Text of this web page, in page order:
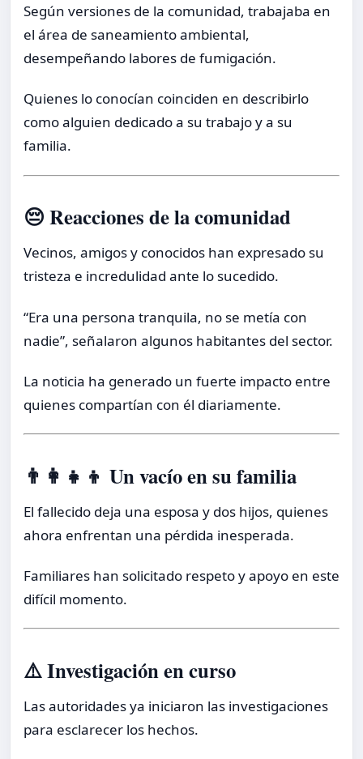
Según versiones de la comunidad, trabajaba en
el área de saneamiento ambiental,
desempeñando labores de fumigación.
Quienes lo conocían coinciden en describirlo
como alguien dedicado a su trabajo y a su
familia.
😔 Reacciones de la comunidad
Vecinos, amigos y conocidos han expresado su
tristeza e incredulidad ante lo sucedido.
“Era una persona tranquila, no se metía con
nadie”, señalaron algunos habitantes del sector.
La noticia ha generado un fuerte impacto entre
quienes compartían con él diariamente.
👨‍👩‍👧‍👦 Un vacío en su familia
El fallecido deja una esposa y dos hijos, quienes
ahora enfrentan una pérdida inesperada.
Familiares han solicitado respeto y apoyo en este
difícil momento.
⚠️ Investigación en curso
Las autoridades ya iniciaron las investigaciones
para esclarecer los hechos.